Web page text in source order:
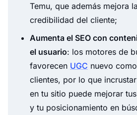
Temu, que además mejora
credibilidad del cliente;
Aumenta el SEO con
el usuario: los motores de
favorecen UGC nuevo
clientes, por lo que
en tu sitio puede mejorar tus
y tu posicionamiento en